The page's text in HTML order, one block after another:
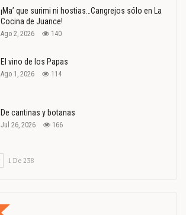
¡Ma’ que surimi ni hostias…Cangrejos sólo en La
Cocina de Juance!
Ago 2, 2026 140
El vino de los Papas
Ago 1, 2026 114
De cantinas y botanas
Jul 26, 2026 166
1 De 238